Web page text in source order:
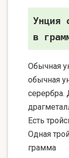
Унция
в
Обычная
обычная
серербра.
Есть
Одная
грамма